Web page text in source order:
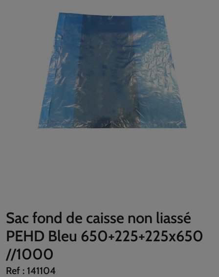
Sac fond de caisse non liassé
PEHD Bleu 650+225+225x650
//1000
Ref : 141104